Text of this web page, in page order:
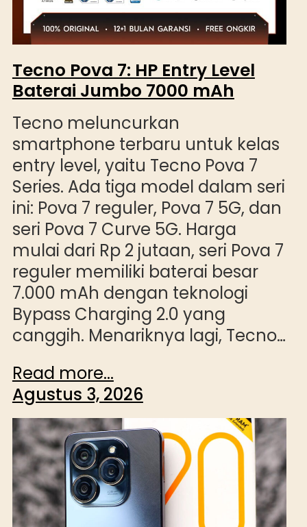
Tecno Pova 7: HP Entry Level
Baterai Jumbo 7000 mAh
Tecno meluncurkan
smartphone terbaru untuk kelas
entry level, yaitu Tecno Pova 7
Series. Ada tiga model dalam seri
ini: Pova 7 reguler, Pova 7 5G, dan
seri Pova 7 Curve 5G. Harga
mulai dari Rp 2 jutaan, seri Pova 7
reguler memiliki baterai besar
7.000 mAh dengan teknologi
Bypass Charging 2.0 yang
canggih. Menariknya lagi, Tecno…
Read more...
Agustus 3, 2026